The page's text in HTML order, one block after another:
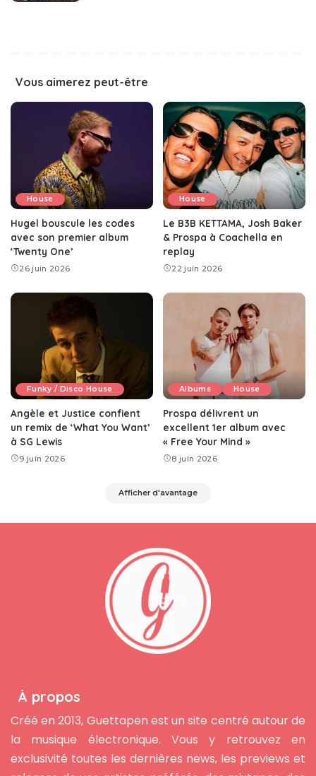
Vous aimerez peut-être
House
Hugel bouscule les codes
avec son premier album
‘Twenty One’
26 juin 2026
House
Le B3B KETTAMA, Josh Baker
& Prospa à Coachella en
replay
22 juin 2026
Funky / Disco House
Angèle et Justice confient
un remix de ‘What You Want’
à SG Lewis
9 juin 2026
Albums House
Prospa délivrent un
excellent 1er album avec
« Free Your Mind »
8 juin 2026
Afficher d'avantage
À propos
Créé en 2013, Guettapen est un site centré autour de
la musique électronique. Vous y retrouvez en
exclusivité toutes les dernières news, les previews et